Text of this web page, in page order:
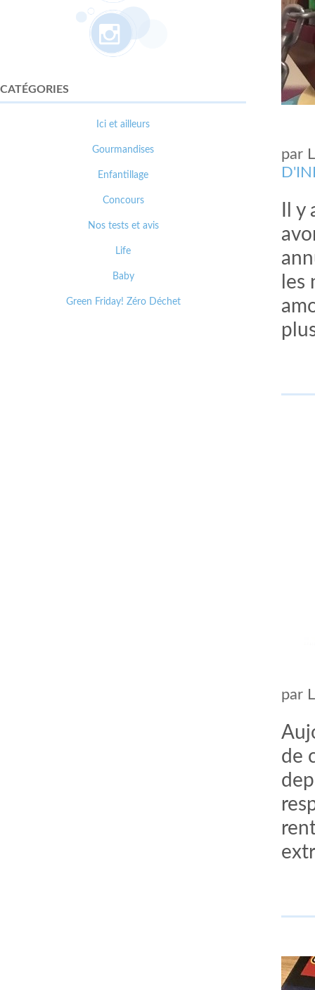
par
Il
par
de
CATÉGORIES
Ici et ailleurs
Gourmandises
Enfantillage
Concours
Nos tests et avis
Life
Baby
Green Friday! Zéro Déchet